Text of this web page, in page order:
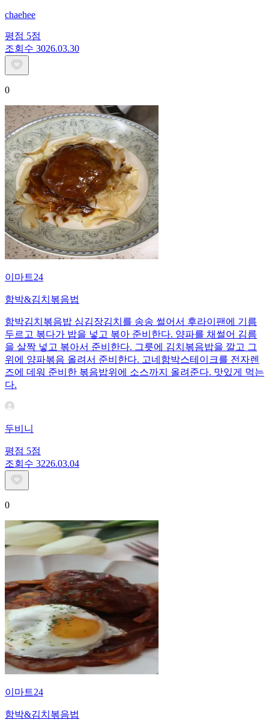
chaehee
평점 5점
조회수 3026.03.30
0
이마트24
함박&김치볶음법
함박김치볶음밥 심김장김치를 송송 썰어서 후라이팬에 기름
두르고 볶다가 밥을 넣고 볶아 준비한다. 양파를 채썰어 김름
을 살짝 넣고 볶아서 준비한다. 그릇에 김치볶음밥을 깔고 그
위에 양파볶음 올려서 준비한다. 고네함박스테이크를 전자렌
즈에 데워 준비한 볶음밥위에 소스까지 올려준다. 맛있게 먹는
다.
두비니
평점 5점
조회수 3226.03.04
0
이마트24
함박&김치볶음법